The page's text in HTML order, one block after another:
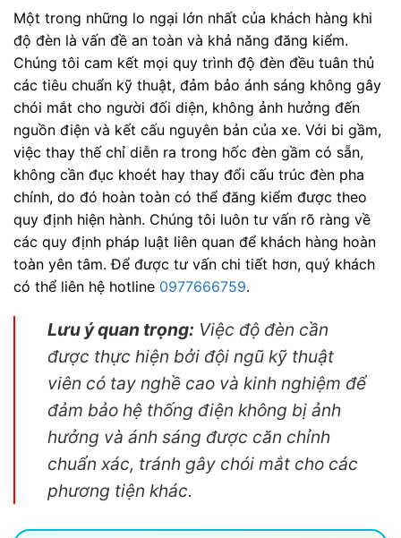
Một trong những lo ngại lớn nhất của khách hàng khi
độ đèn là vấn đề an toàn và khả năng đăng kiểm.
Chúng tôi cam kết mọi quy trình độ đèn đều tuân thủ
các tiêu chuẩn kỹ thuật, đảm bảo ánh sáng không gây
chói mắt cho người đối diện, không ảnh hưởng đến
nguồn điện và kết cấu nguyên bản của xe. Với bi gầm,
việc thay thế chỉ diễn ra trong hốc đèn gầm có sẵn,
không cần đục khoét hay thay đổi cấu trúc đèn pha
chính, do đó hoàn toàn có thể đăng kiểm được theo
quy định hiện hành. Chúng tôi luôn tư vấn rõ ràng về
các quy định pháp luật liên quan để khách hàng hoàn
toàn yên tâm. Để được tư vấn chi tiết hơn, quý khách
có thể liên hệ hotline 0977666759.
Lưu ý quan trọng: Việc độ đèn cần
được thực hiện bởi đội ngũ kỹ thuật
viên có tay nghề cao và kinh nghiệm để
đảm bảo hệ thống điện không bị ảnh
hưởng và ánh sáng được căn chỉnh
chuẩn xác, tránh gây chói mắt cho các
phương tiện khác.